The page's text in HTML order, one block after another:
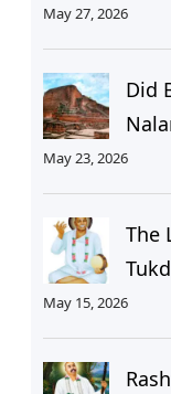
May 27, 2026
Did
May 23, 2026
The
May 15, 2026